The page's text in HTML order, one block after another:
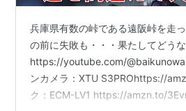
兵庫県有数の峠である遠阪峠を走
の前に失敗も・・・果たしてどうな
https://youtube.com/@baikunowa
ンカメラ：XTU S3PROhttps://
ク：ECM-LV1 https://amzn.to/